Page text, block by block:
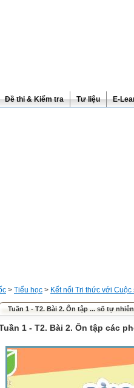
Đề thi & Kiểm tra Tư liệu E-
> Tiểu học > Kết nối Tri thức với Cuộc
Tuần 1 - T2. Bài 2. Ôn tập ... số tự nhiên
1 - T2. Bài 2. Ôn tập các